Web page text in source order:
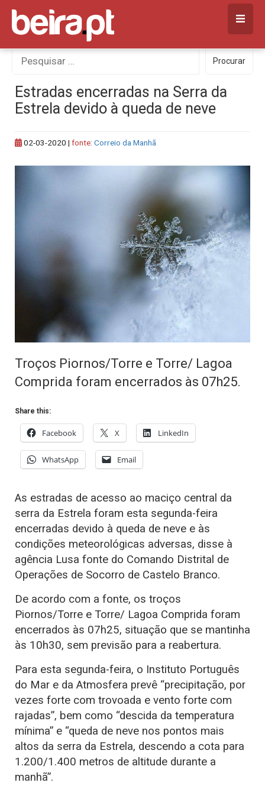
Skip
content
Procurar
por:
Procurar
Estradas encerradas na Serra da
Estrela devido à queda de neve
02-03-2020 | fonte: Correio da Manhã
Troços Piornos/Torre e Torre/ Lagoa
Comprida foram encerrados às 07h25.
Share this:
Facebook X LinkedIn
WhatsApp Email
As estradas de acesso ao maciço central da
serra da Estrela foram esta segunda-feira
encerradas devido à queda de neve e às
condições meteorológicas adversas, disse à
agência Lusa fonte do Comando Distrital de
Operações de Socorro de Castelo Branco.
De acordo com a fonte, os troços
Piornos/Torre e Torre/ Lagoa Comprida foram
encerrados às 07h25, situação que se mantinha
às 10h30, sem previsão para a reabertura.
Para esta segunda-feira, o Instituto Português
do Mar e da Atmosfera prevê “precipitação, por
vezes forte com trovoada e vento forte com
rajadas”, bem como “descida da temperatura
mínima” e “queda de neve nos pontos mais
altos da serra da Estrela, descendo a cota para
1.200/1.400 metros de altitude durante a
manhã”.